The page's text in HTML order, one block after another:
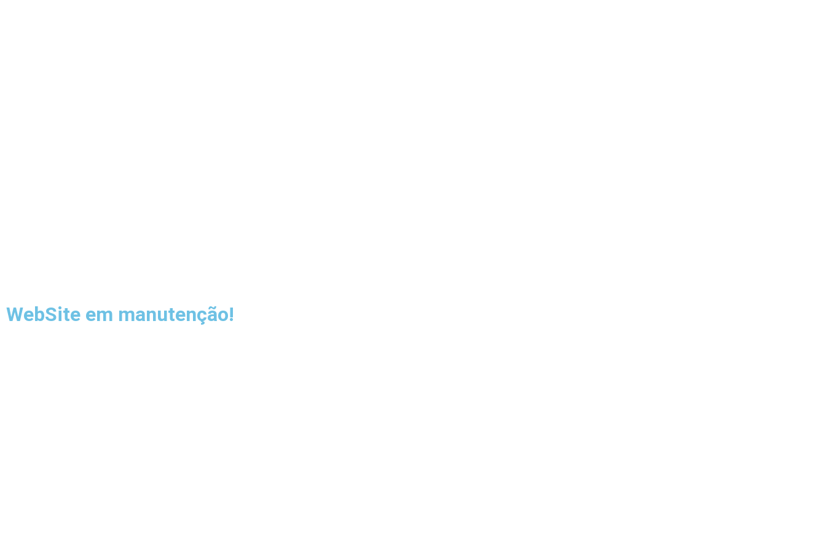
WebSite em manutenção!